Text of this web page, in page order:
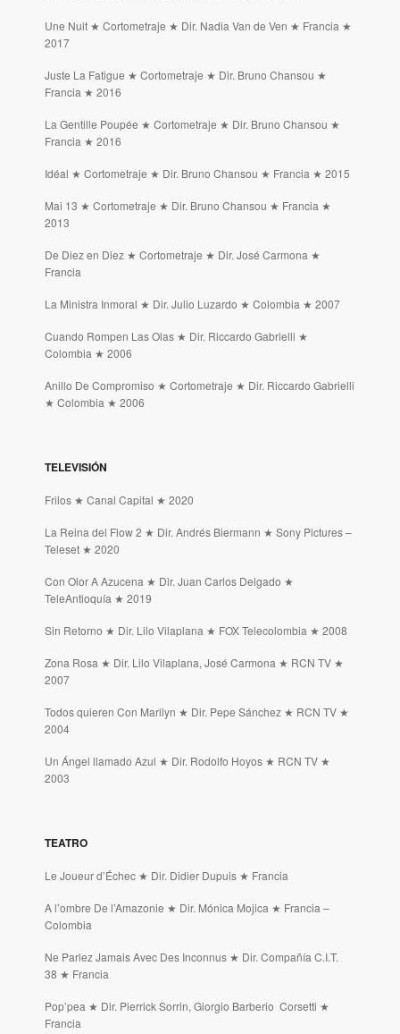
Une Nuit ★ Cortometraje ★ Dir. Nadia Van de Ven ★ Francia ★
2017
Juste La Fatigue ★ Cortometraje ★ Dir. Bruno Chansou ★
Francia ★ 2016
La Gentille Poupée ★ Cortometraje ★ Dir. Bruno Chansou ★
Francia ★ 2016
Idéal ★ Cortometraje ★ Dir. Bruno Chansou ★ Francia ★ 2015
Mai 13 ★ Cortometraje ★ Dir. Bruno Chansou ★ Francia ★
2013
De Diez en Diez ★ Cortometraje ★ Dir. José Carmona ★
Francia
La Ministra Inmoral ★ Dir. Julio Luzardo ★ Colombia ★ 2007
Cuando Rompen Las Olas ★ Dir. Riccardo Gabrielli ★
Colombia ★ 2006
Anillo De Compromiso ★ Cortometraje ★ Dir. Riccardo Gabrielli
★ Colombia ★ 2006
TELEVISIÓN
Frilos ★ Canal Capital ★ 2020
La Reina del Flow 2 ★ Dir. Andrés Biermann ★ Sony Pictures –
Teleset ★ 2020
Con Olor A Azucena ★ Dir. Juan Carlos Delgado ★
TeleAntioquía ★ 2019
Sin Retorno ★ Dir. Lilo Vilaplana ★ FOX Telecolombia ★ 2008
Zona Rosa ★ Dir. Lilo Vilaplana, José Carmona ★ RCN TV ★
2007
Todos quieren Con Marilyn ★ Dir. Pepe Sánchez ★ RCN TV ★
2004
Un Ángel llamado Azul ★ Dir. Rodolfo Hoyos ★ RCN TV ★
2003
TEATRO
Le Joueur d’Échec ★ Dir. Didier Dupuis ★ Francia
A l’ombre De l’Amazonie ★ Dir. Mónica Mojica ★ Francia –
Colombia
Ne Parlez Jamais Avec Des Inconnus ★ Dir. Compañía C.I.T.
38 ★ Francia
Pop’pea ★ Dir. Pierrick Sorrin, Giorgio Barberio Corsetti ★
Francia